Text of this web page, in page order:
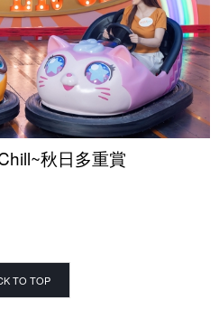
秋日多重賞
TO TOP